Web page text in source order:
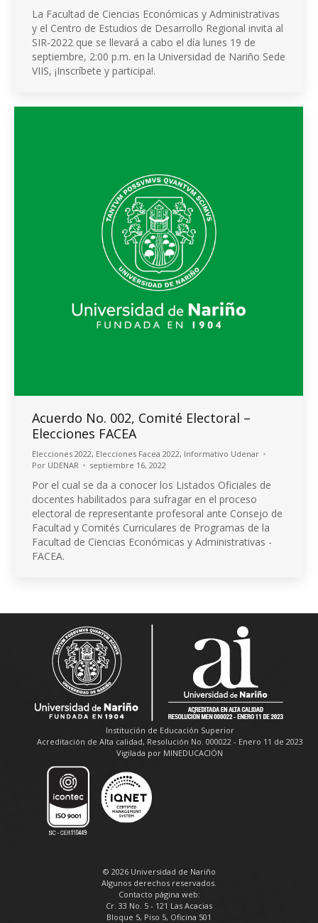
La Facultad de Ciencias Económicas y Administrativas
y el Centro de Estudios de Desarrollo Regional invita al
SIR-2022 que se llevará a cabo el día lunes 19 de
septiembre, 2:00 p.m. en la Universidad de Nariño Sede
VIIS, ¡Inscríbete y participa!.
Acuerdo No. 002, Comité Electoral –
Elecciones FACEA
Elecciones 2022, Elecciones Facea 2022, Informativo Udenar
Por UDENAR septiembre 16, 2022
Por el cual se da a conocer los Listados Oficiales de
docentes habilitados para sufragar en el proceso
electoral de representante profesoral ante Consejo de
Facultad y Comités Curriculares de Programas de la
Facultad de Ciencias Económicas y Administrativas -
FACEA.
Institución de Educación Superior
Acreditación de Alta calidad, Resolución No. 000022 - Enero 11 de 2023
Vigilada por MINEDUCACIÓN
© 2026 Universidad de Nariño
Algunos derechos reservados.
Contacto página web:
Cr. 33 No. 5 - 121 Las Acacias
Bloque 5, Piso 5, Oficina 501